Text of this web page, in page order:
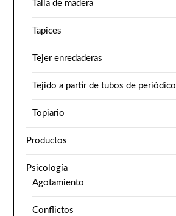
Talla de madera
Tapices
Tejer enredaderas
Tejido a partir de tubos de periódico
Topiario
Productos
Psicología
Agotamiento
Conflictos